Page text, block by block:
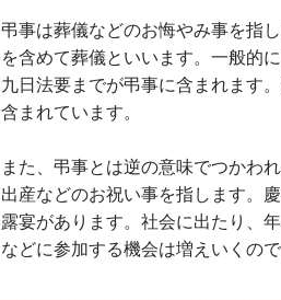
弔事は葬儀などのお悔やみ事を指
を含めて葬儀といいます。一般的
九日法要までが弔事に含まれます
含まれています。
また、弔事とは逆の意味でつかわ
出産などのお祝い事を指します。
露宴があります。社会に出たり、
などに参加する機会は増えいくの